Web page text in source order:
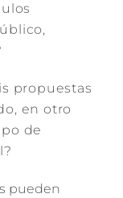
propuestas
en otro
de
pueden